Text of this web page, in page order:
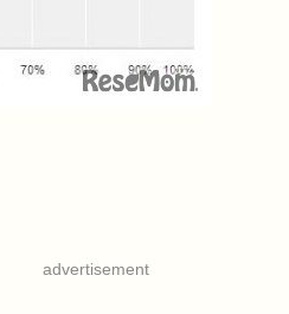
advertisement